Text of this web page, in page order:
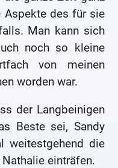
Aspekte des für sie
Man kann sich
noch so kleine
von meinen
worden war.
der Langbeinigen
Beste sei, Sandy
weitestgehend die
einträfen.